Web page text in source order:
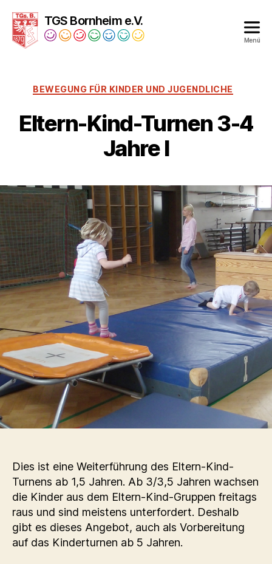
TGS Bornheim e.V.
Menü
BEWEGUNG FÜR KINDER UND JUGENDLICHE
Eltern-Kind-Turnen 3-4
Jahre I
Dies ist eine Weiterführung des Eltern-Kind-
Turnens ab 1,5 Jahren. Ab 3/3,5 Jahren wachsen
die Kinder aus dem Eltern-Kind-Gruppen freitags
raus und sind meistens unterfordert. Deshalb
gibt es dieses Angebot, auch als Vorbereitung
auf das Kinderturnen ab 5 Jahren.